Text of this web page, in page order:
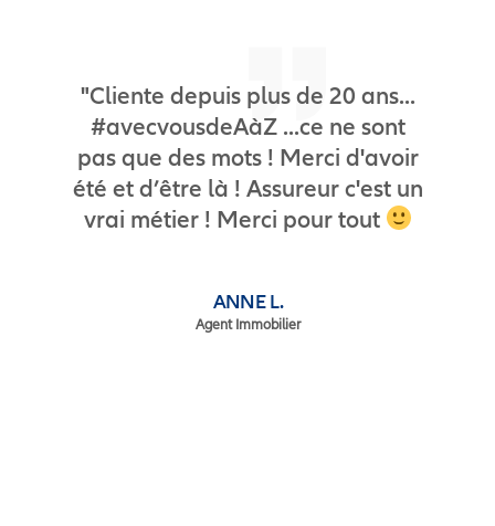
"Cliente depuis plus de 20 ans...
#avecvousdeAàZ ...ce ne sont
pas que des mots ! Merci d'avoir
été et d’être là ! Assureur c'est un
vrai métier ! Merci pour tout
ANNE L.
Agent Immobilier